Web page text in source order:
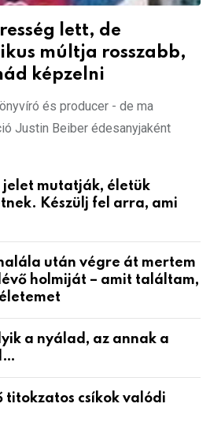
lett, de
múltja rosszabb,
képzelni
és producer - de ma
Justin Beiber édesanyjaként
jelet mutatják, életük
Készülj fel arra, ami
után végre át mertem
holmiját – amit találtam,
a nyálad, az annak a
titokzatos csíkok valódi